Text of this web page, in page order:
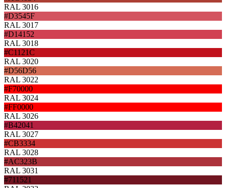
RAL 3016
#D3545F
RAL 3017
#D14152
RAL 3018
#C1121C
RAL 3020
#D56D56
RAL 3022
#F70000
RAL 3024
#FF0000
RAL 3026
#B42041
RAL 3027
#CB3334
RAL 3028
#AC323B
RAL 3031
#711521